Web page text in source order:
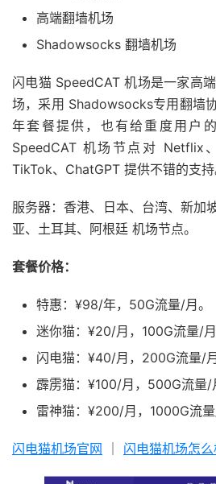
高端翻墙机场
Shadowsocks 翻墙机场
闪电猫 SpeedCAT 机场是一家高
场，采用 Shadowsocks专用翻墙
年套餐提供，也有给重度用户
SpeedCAT 机场节点对 Netflix
TikTok、ChatGPT 提供不错的支持
服务器：香港、日本、台湾、新加
亚、土耳其、阿根廷 机场节点。
套餐价格：
特惠：¥98/年，50G流量/月。
迷你猫：¥20/月，100G流量/月
闪电猫：¥40/月，200G流量/月
霹雳猫：¥100/月，500G流量/
雷神猫：¥200/月，1000G流量/
闪电猫机场官网 闪电猫机场怎么